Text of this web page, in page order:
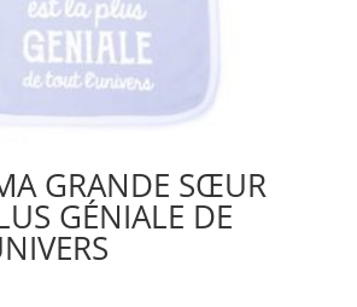
GRANDE SŒUR
GÉNIALE DE